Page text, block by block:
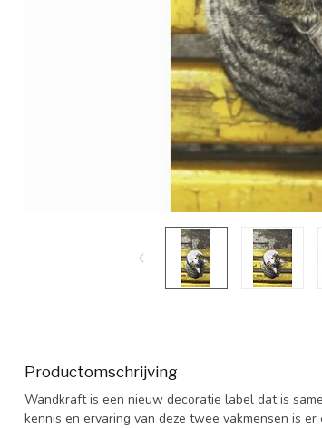
Productomschrijving
Wandkraft is een nieuw decoratie label dat is
kennis en ervaring van deze twee vakmensen is